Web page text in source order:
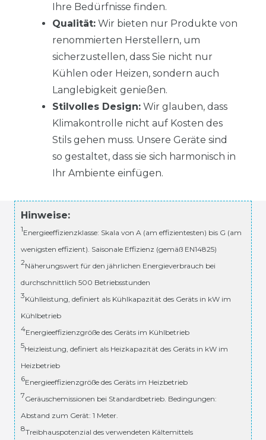
Ihre Bedürfnisse finden.
Qualität: Wir bieten nur Produkte von
renommierten Herstellern, um
sicherzustellen, dass Sie nicht nur
Kühlen oder Heizen, sondern auch
Langlebigkeit genießen.
Stilvolles Design: Wir glauben, dass
Klimakontrolle nicht auf Kosten des
Stils gehen muss. Unsere Geräte sind
so gestaltet, dass sie sich harmonisch in
Ihr Ambiente einfügen.
Hinweise:
1Energieeffizienzklasse: Skala von A (am effizientesten) bis G (am
wenigsten effizient). Saisonale Effizienz (gemäß EN14825)
2Näherungswert für den jährlichen Energieverbrauch bei
durchschnittlich 500 Betriebsstunden
3Kühlleistung, definiert als Kühlkapazität des Geräts in kW im
Kühlbetrieb
4Energieeffizienzgröße des Geräts im Kühlbetrieb
5Heizleistung, definiert als Heizkapazität des Geräts in kW im
Heizbetrieb
6Energieeffizienzgröße des Geräts im Heizbetrieb
7Geräuschemissionen bei Standardbetrieb. Bedingungen:
Abstand zum Gerät: 1 Meter.
8Treibhauspotenzial des verwendeten Kältemittels